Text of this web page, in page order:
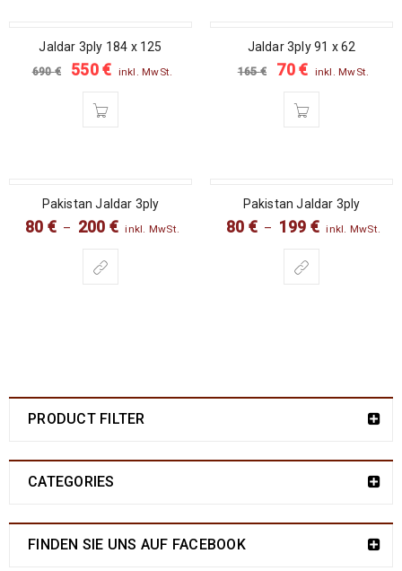
SALEJaldar 3ply 184 x 125
690€ 550€ inkl. MwSt.
Jaldar 3ply 91 x 62
165€ 70€ inkl. MwSt.
SALEPakistan Jaldar 3ply
80 € – 200 € inkl. MwSt.
SALEPakistan Jaldar 3ply
80 € – 199 € inkl. MwSt.
PRODUCT FILTER
CATEGORIES
FINDEN SIE UNS AUF FACEBOOK